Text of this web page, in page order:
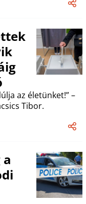
az életünket!” –
Tibor.